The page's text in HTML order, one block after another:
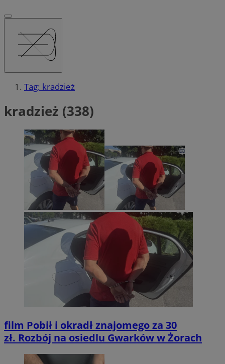
Tag: kradzież
kradzież (338)
film Pobił i okradł znajomego za 30
zł. Rozbój na osiedlu Gwarków w Żorach